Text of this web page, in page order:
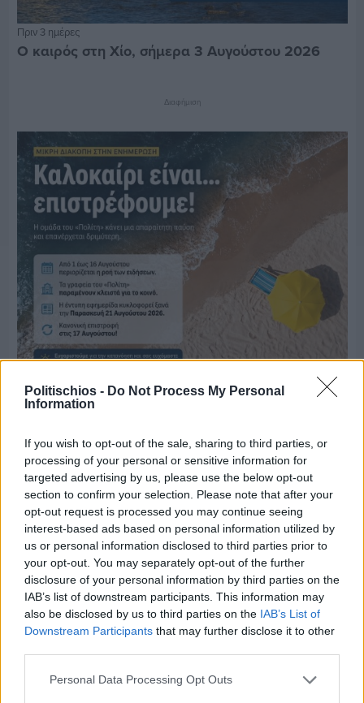
Politischios - Do Not Process My Personal
Information
If you wish to opt-out of the sale, sharing to third parties, or
processing of your personal or sensitive information for
targeted advertising by us, please use the below opt-out
section to confirm your selection. Please note that after your
opt-out request is processed you may continue seeing
interest-based ads based on personal information utilized by
us or personal information disclosed to third parties prior to
your opt-out. You may separately opt-out of the further
disclosure of your personal information by third parties on the
IAB’s list of downstream participants. This information may
also be disclosed by us to third parties on the IAB’s List of
Downstream Participants that may further disclose it to other
Personal Data Processing Opt Outs
Πριν 3 ημέρες
Ο καιρός στη Χίο, σήμερα 3 Αυγούστου 2026
Διαφήμιση
Πριν 6 ημέρες
Μία μικρή αλλά αναγκαία ανάπαυλα για την